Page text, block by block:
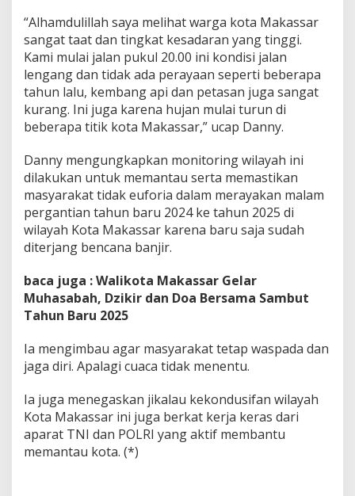
m
P
e
r
g
a
n
i
n
T
a
h
u
n
“Alhamdulillah saya melihat warga kota Makassar
sangat taat dan tingkat kesadaran yang tinggi.
Kami mulai jalan pukul 20.00 ini kondisi jalan
lengang dan tidak ada perayaan seperti beberapa
tahun lalu, kembang api dan petasan juga sangat
kurang. Ini juga karena hujan mulai turun di
beberapa titik kota Makassar,” ucap Danny.
Danny mengungkapkan monitoring wilayah ini
dilakukan untuk memantau serta memastikan
masyarakat tidak euforia dalam merayakan malam
pergantian tahun baru 2024 ke tahun 2025 di
wilayah Kota Makassar karena baru saja sudah
diterjang bencana banjir.
baca juga : Walikota Makassar Gelar
Muhasabah, Dzikir dan Doa Bersama Sambut
Tahun Baru 2025
Ia mengimbau agar masyarakat tetap waspada dan
jaga diri. Apalagi cuaca tidak menentu.
Ia juga menegaskan jikalau kekondusifan wilayah
Kota Makassar ini juga berkat kerja keras dari
aparat TNI dan POLRI yang aktif membantu
memantau kota. (*)